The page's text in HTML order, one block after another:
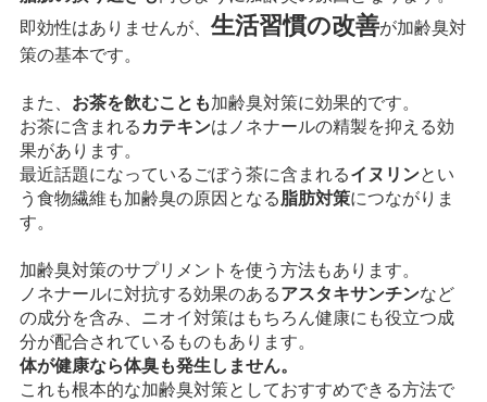
即効性はありませんが、 生活習慣の改善が加齢臭対
策の基本です。
また、 お茶を飲むことも加齢臭対策に効果的です。
お茶に含まれる カテキンはノネナールの精製を抑える効
果があります。
最近話題になっているごぼう茶に含まれるイヌリンとい
う食物繊維も加齢臭の原因となる脂肪対策につながりま
す。
加齢臭対策のサプリメントを使う方法もあります。
ノネナールに対抗する効果のあるアスタキサンチンなど
の成分を含み、ニオイ対策はもちろん健康にも役立つ成
分が配合されているものもあります。
体が健康なら体臭も発生しません。
これも根本的な加齢臭対策としておすすめできる方法で